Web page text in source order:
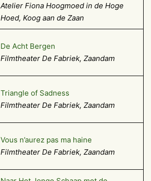
Atelier Fiona Hoogmoed in de Hoge
Hoed, Koog aan de Zaan
De Acht Bergen
Filmtheater De Fabriek, Zaandam
Triangle of Sadness
Filmtheater De Fabriek, Zaandam
Vous n’aurez pas ma haine
Filmtheater De Fabriek, Zaandam